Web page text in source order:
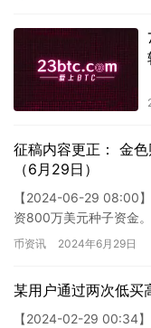
征稿内容更正： 金
（6月29日）
【2024-06-29 08:00
资800万美元种子资金
币资讯 2024年6月29日
某用户通过两次低买
【2024-02-29 00:34